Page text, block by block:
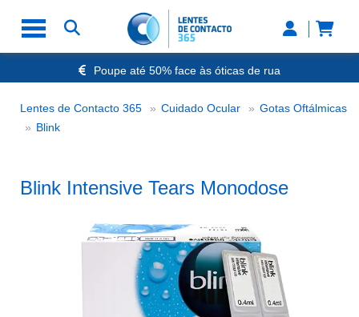
Poupe até 50% face às óticas de rua
Envio Rápido 24h a 48h
Nº1 na Opinião dos Clientes
Lentes de Contacto 365 Cuidado Ocular
Gotas Oftálmicas
BlinkBlink Intensive Tears Monodose
Blink Intensive Tears Monodose